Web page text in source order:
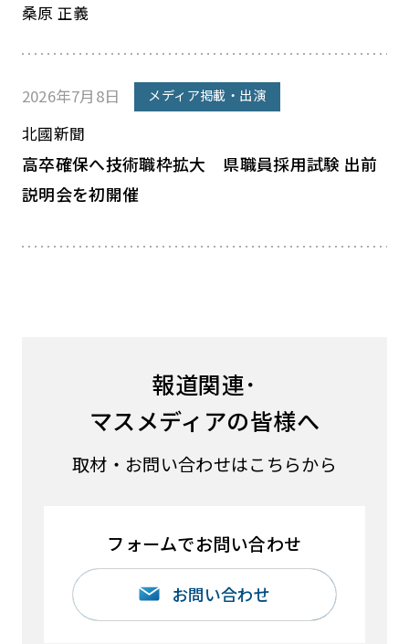
桑原 正義
2026年7月8日 メディア掲載・出演
北國新聞
高卒確保へ技術職枠拡大 県職員採用試験 出前
説明会を初開催
報道関連･
マスメディアの皆様へ
取材・お問い合わせはこちらから
フォームでお問い合わせ
お問い合わせ